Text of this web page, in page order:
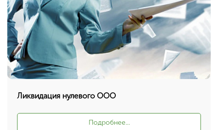
Ликвидация нулевого ООО
Подробнее...